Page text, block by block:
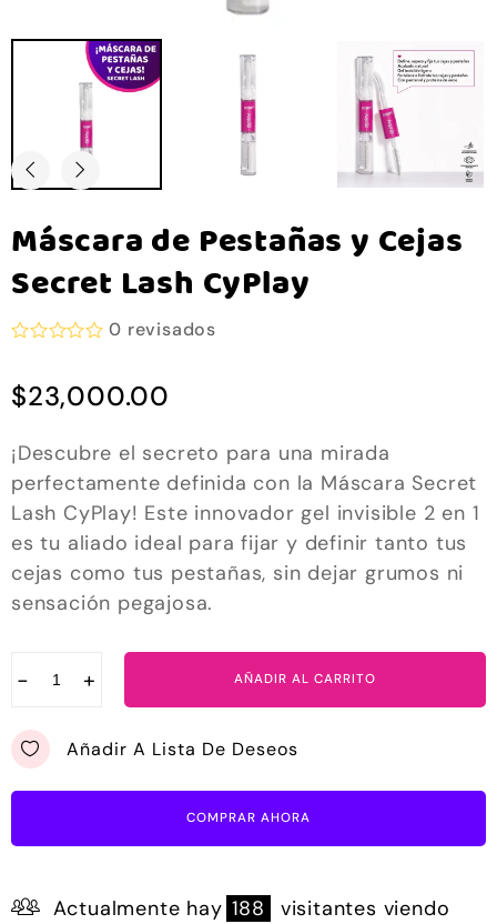
Máscara de Pestañas y Cejas
Secret Lash CyPlay
l
o
a
d
o
e
n
0
e
5
0 revisados
$23,000.00
¡Descubre el secreto para una mirada
perfectamente definida con la Máscara Secret
Lash CyPlay! Este innovador gel invisible 2 en 1
es tu aliado ideal para fijar y definir tanto tus
cejas como tus pestañas, sin dejar grumos ni
sensación pegajosa.
− + AÑADIR AL CARRITO
Añadir A Lista De Deseos
COMPRAR AHORA
Actualmente hay 188
visitantes viendo